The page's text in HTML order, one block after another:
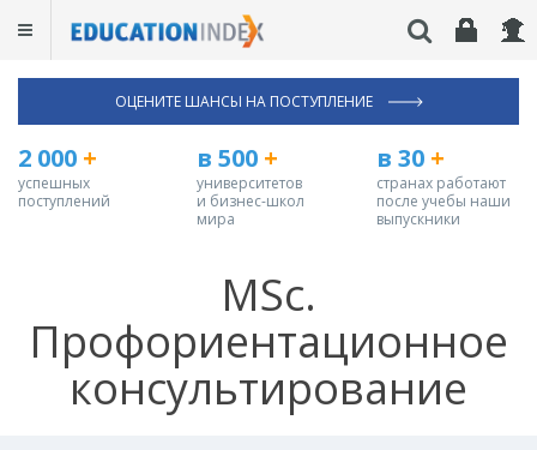
ОЦЕНИТЕ ШАНСЫ НА ПОСТУПЛЕНИЕ
2 000 +
успешных
поступлений
в 500 +
университетов
и бизнес-школ
мира
в 30+
странах работают
после учебы наши
выпускники
MSc.
Профориентационное
консультирование